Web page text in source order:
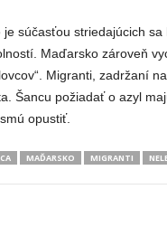
súčasťou striedajúcich
Maďarsko zároveň
Migranti, zadržaní
Šancu požiadať o azyl
opustiť.
MAĎARSKO MIGRANTI